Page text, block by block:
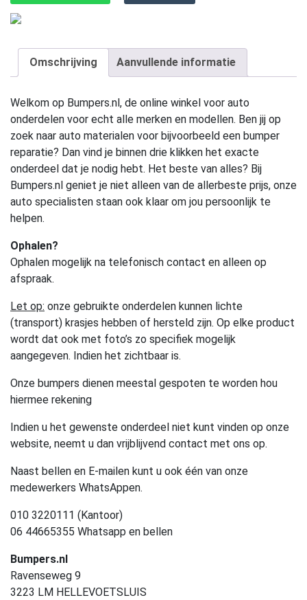
Omschrijving Aanvullende informatie
Welkom op Bumpers.nl, de online winkel voor auto
onderdelen voor echt alle merken en modellen. Ben jij op
zoek naar auto materialen voor bijvoorbeeld een bumper
reparatie? Dan vind je binnen drie klikken het exacte
onderdeel dat je nodig hebt. Het beste van alles? Bij
Bumpers.nl geniet je niet alleen van de allerbeste prijs, onze
auto specialisten staan ook klaar om jou persoonlijk te
helpen.
Ophalen?
Ophalen mogelijk na telefonisch contact en alleen op
afspraak.
Let op: onze gebruikte onderdelen kunnen lichte
(transport) krasjes hebben of hersteld zijn. Op elke product
wordt dat ook met foto’s zo specifiek mogelijk
aangegeven. Indien het zichtbaar is.
Onze bumpers dienen meestal gespoten te worden hou
hiermee rekening
Indien u het gewenste onderdeel niet kunt vinden op onze
website, neemt u dan vrijblijvend contact met ons op.
Naast bellen en E-mailen kunt u ook één van onze
medewerkers WhatsAppen.
010 3220111 (Kantoor)
06 44665355 Whatsapp en bellen
Bumpers.nl
Ravenseweg 9
3223 LM HELLEVOETSLUIS